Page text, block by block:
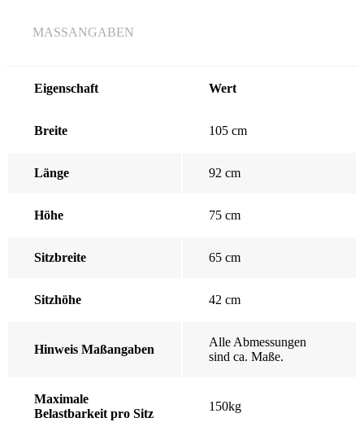
MASSANGABEN
Eigenschaft Wert
Breite 105 cm
Länge 92 cm
Höhe 75 cm
Sitzbreite 65 cm
Sitzhöhe 42 cm
Hinweis Maßangaben
Alle Abmessungen
sind ca. Maße.
Maximale
Belastbarkeit pro Sitz
150kg